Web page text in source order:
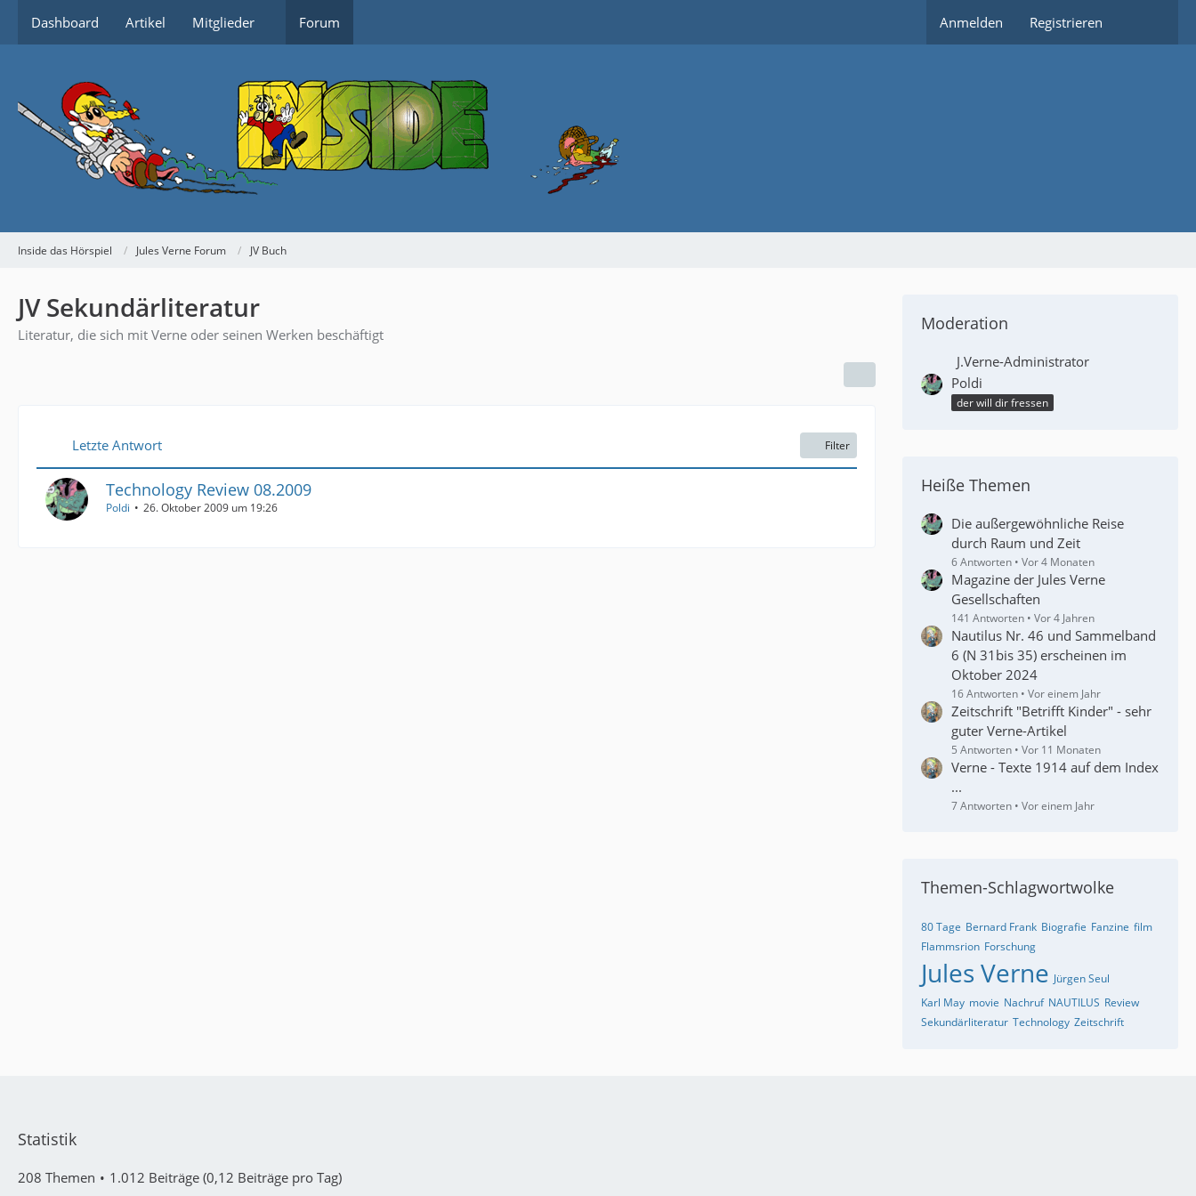
Dashboard Artikel Mitglieder Forum Anmelden Registrieren
Inside das Hörspiel Jules Verne Forum JV Buch
JV Sekundärliteratur
Literatur, die sich mit Verne oder seinen Werken beschäftigt
Letzte Antwort Filter
Technology Review 08.2009
Poldi 26. Oktober 2009 um 19:26
Moderation
J.Verne-Administrator
Poldi
der will dir fressen
Heiße Themen
Die außergewöhnliche Reise
durch Raum und Zeit
6 Antworten Vor 4 Monaten
Magazine der Jules Verne
Gesellschaften
141 Antworten Vor 4 Jahren
Nautilus Nr. 46 und Sammelband
6 (N 31bis 35) erscheinen im
Oktober 2024
16 Antworten Vor einem Jahr
Zeitschrift "Betrifft Kinder" - sehr
guter Verne-Artikel
5 Antworten Vor 11 Monaten
Verne - Texte 1914 auf dem Index
...
7 Antworten Vor einem Jahr
Themen-Schlagwortwolke
80 Tage Bernard Frank Biografie Fanzine film
Flammsrion Forschung
Jules Verne Jürgen Seul
Karl May movie Nachruf NAUTILUS Review
Sekundärliteratur Technology Zeitschrift
Statistik
208 Themen 1.012 Beiträge (0,12 Beiträge pro Tag)